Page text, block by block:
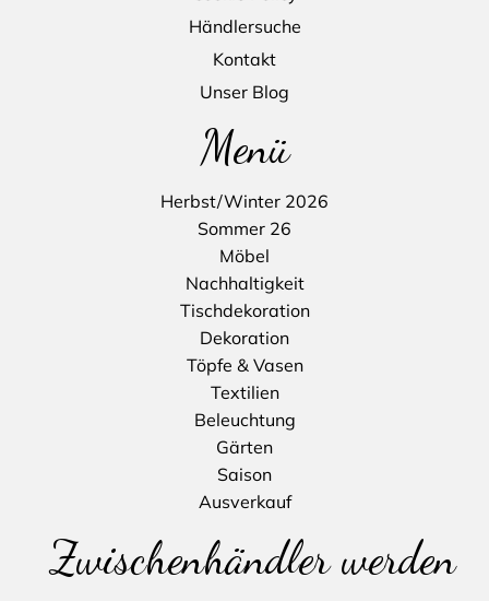
Händlersuche
Kontakt
Unser Blog
Menü
Herbst/Winter 2026
Sommer 26
Möbel
Nachhaltigkeit
Tischdekoration
Dekoration
Töpfe & Vasen
Textilien
Beleuchtung
Gärten
Saison
Ausverkauf
Zwischenhändler werden